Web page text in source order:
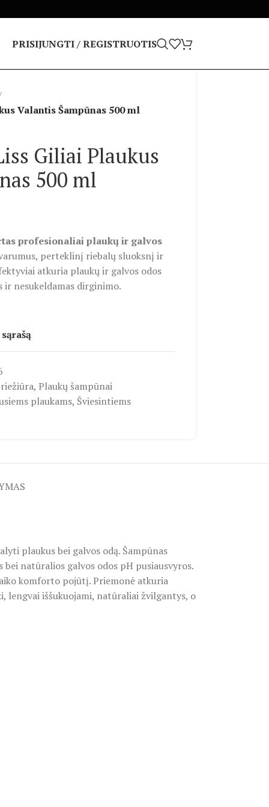
PRISIJUNGTI / REGISTRUOTIS
Valantis Šampūnas 500 ml
Giliai Plaukus
500 ml
profesionaliai plaukų ir galvos
perteklinį riebalų sluoksnį ir
atkuria plaukų ir galvos odos
ir nesukeldamas dirginimo.
, Plaukų šampūnai
plaukams, Šviesintiems
plaukus bei galvos odą. Šampūnas
natūralios galvos odos pH pusiausvyros.
komforto pojūtį. Priemonė atkuria
lengvai iššukuojami, natūraliai žvilgantys, o